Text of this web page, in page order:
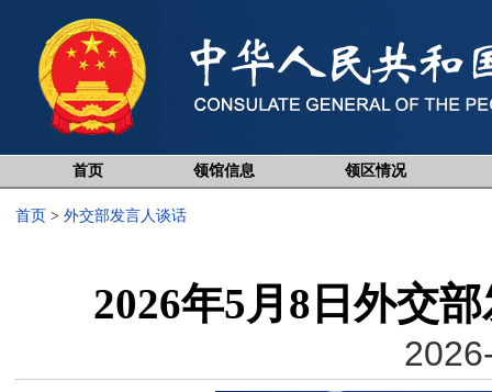
首页 领馆信息 领区情况
首页 > 外交部发言人谈话
2026年5月8日外交